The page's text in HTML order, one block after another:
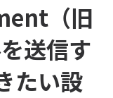
（旧
送信す
たい設